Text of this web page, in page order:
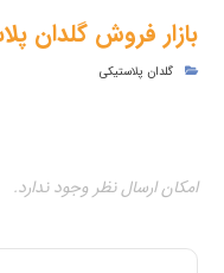
بازار فروش گلدان
گلدان پلاستیکی
امکان ارسال نظر وجود ندارد.